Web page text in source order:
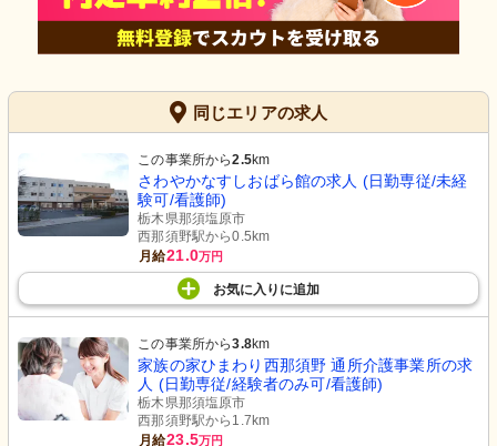
同じエリアの求人
この事業所から2.5km
さわやかなすしおばら館の求人 (日勤専従/未経
験可/看護師)
栃木県那須塩原市
西那須野駅から0.5km
月給21.0万円
お気に入り に追加
この事業所から3.8km
家族の家ひまわり西那須野 通所介護事業所の求
人 (日勤専従/経験者のみ可/看護師)
栃木県那須塩原市
西那須野駅から1.7km
月給23.5万円